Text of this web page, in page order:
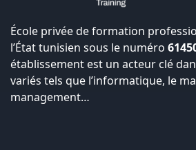
École privée de formation
l’État tunisien sous le numéro
établissement est un acteur clé
variés tels que l’informatique, le
management…